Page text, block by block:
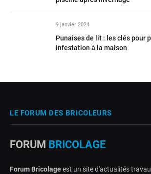
9 janvier 2024
Punaises de lit : les clés pour
infestation à la maison
LE FORUM DES BRICOLEURS
FORUM BRICOLAGE
Forum Bricolageest un site d'actualités